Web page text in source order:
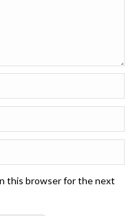
this browser for the next